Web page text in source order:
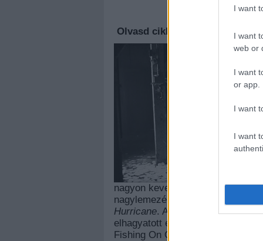
I want
I want
web or
I want
or app.
I want
I want
Olvasd cikkeinket az új
nagyon keveset tudni a londoni
nagylemezéről, de a
Hurricane. A klipet most is
elhagyatott épületben zenélnek.
Fishing On Orfű fesztiválon.